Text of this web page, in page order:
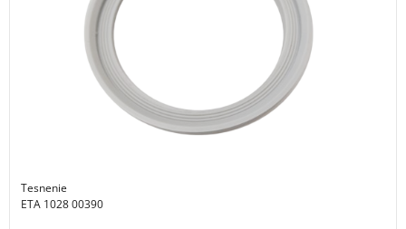
Tesnenie
ETA 1028 00390